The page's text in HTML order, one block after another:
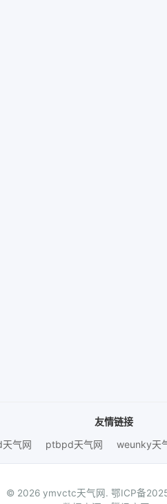
友情链接
气网
ptbpd天气网 weunky天
© 2026 ymvctc天气网. 鄂ICP备